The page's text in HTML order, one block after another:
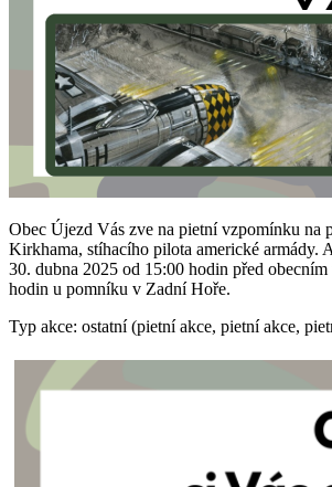
Obec Újezd Vás zve na pietní vzpomínku na
Kirkhama, stíhacího pilota americké armády.
30. dubna 2025 od 15:00 hodin před obecním
hodin u pomníku v Zadní Hoře.
Typ akce: ostatní (pietní akce, pietní akce,